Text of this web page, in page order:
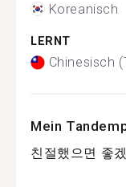
Koreanisch
LERNT
Chinesisch
Mein
친절했으면 좋